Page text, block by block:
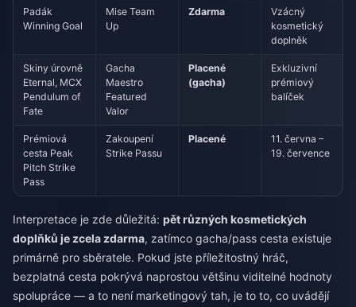
Padák
Winning Goal
Mise Team
Up
Zdarma
Vzácný
kosmetický
doplněk
Skiny úrovně
Eternal, MCX
Pendulum of
Fate
Gacha
Maestro
Featured
Valor
Placené
(gacha)
Exkluzivní
prémiový
balíček
Prémiová
cesta Peak
Pitch Strike
Pass
Zakoupení
Strike Passu
Placené
11. června –
19. července
Interpretace je zde důležitá: pět různých kosmetických
doplňků je zcela zdarma, zatímco gacha/pass cesta existuje
primárně pro sběratele. Pokud jste příležitostný hráč,
bezplatná cesta pokrývá naprostou většinu viditelné hodnoty
spolupráce — a to není marketingový tah, je to to, co uvádějí